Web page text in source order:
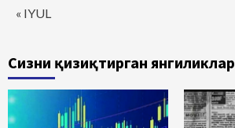
« IYUL
Сизни қизиқтирган янгиликлар